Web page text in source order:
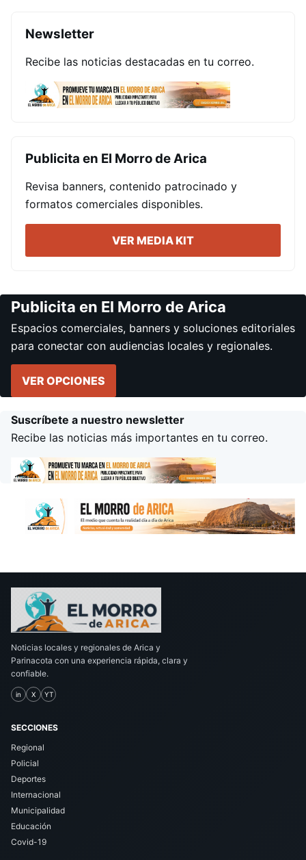
Newsletter
Recibe las noticias destacadas en tu correo.
Publicita en El Morro de Arica
Revisa banners, contenido patrocinado y
formatos comerciales disponibles.
VER MEDIA KIT
Publicita en El Morro de Arica
Espacios comerciales, banners y soluciones editoriales
para conectar con audiencias locales y regionales.
VER OPCIONES
Suscríbete a nuestro newsletter
Recibe las noticias más importantes en tu correo.
Noticias locales y regionales de Arica y
Parinacota con una experiencia rápida, clara y
confiable.
in X YT
SECCIONES
Regional
Policial
Deportes
Internacional
Municipalidad
Educación
Covid-19